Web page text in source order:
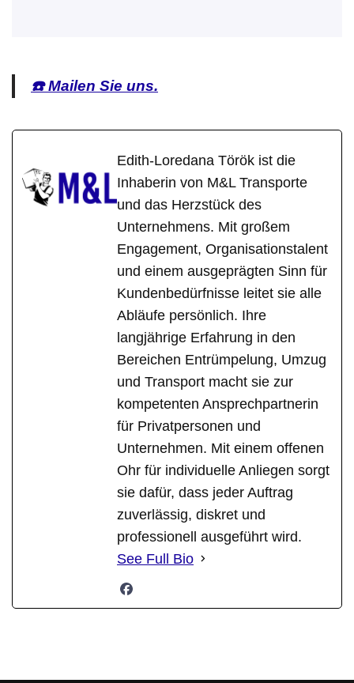
☎️ Mailen Sie uns.
Edith-Loredana Török ist die
Inhaberin von M&L Transporte
und das Herzstück des
Unternehmens. Mit großem
Engagement, Organisationstalent
und einem ausgeprägten Sinn für
Kundenbedürfnisse leitet sie alle
Abläufe persönlich. Ihre
langjährige Erfahrung in den
Bereichen Entrümpelung, Umzug
und Transport macht sie zur
kompetenten Ansprechpartnerin
für Privatpersonen und
Unternehmen. Mit einem offenen
Ohr für individuelle Anliegen sorgt
sie dafür, dass jeder Auftrag
zuverlässig, diskret und
professionell ausgeführt wird.
See Full Bio